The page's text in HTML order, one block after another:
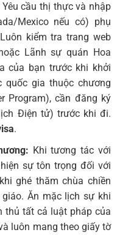
Yêu cầu thị thực và nhập
Mexico nếu có) phụ
kiểm tra trang web
Lãnh sự quán Hoa
của bạn trước khi khởi
gia thuộc chương
Program), cần đăng ký
Điện tử) trước khi đi.
.
Khi tương tác với
sự tôn trọng đối với
ghé thăm chùa chiền
Ăn mặc lịch sự khi
thủ tất cả luật pháp của
luôn mang theo giấy tờ